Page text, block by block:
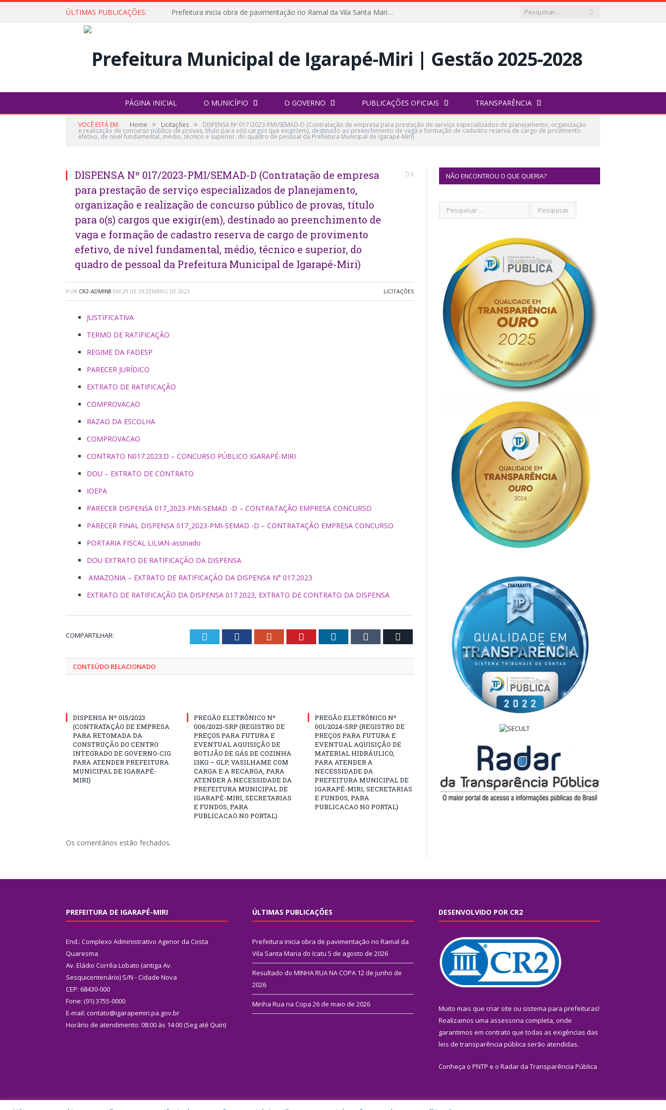
ÚLTIMAS PUBLICAÇÕES: Prefeitura inicia obra de pavimentação no Ramal da Vila Santa Maria do Icatu
PÁGINA INICIAL O MUNICÍPIO O GOVERNO PUBLICAÇÕES OFICIAIS TRANSPARÊNCIA
VOCÊ ESTÁ EM: Home » Licitações » DISPENSA Nº 017/2023-PMI/SEMAD-D (Contratação de empresa para prestação de serviço especializados de planejamento, organização
e realização de concurso público de provas, título para o(s) cargos que exigir(em), destinado ao preenchimento de vaga e formação de cadastro reserva de cargo de provimento
efetivo, de nível fundamental, médio, técnico e superior, do quadro de pessoal da Prefeitura Municipal de Igarapé-Miri)
DISPENSA Nº 017/2023-PMI/SEMAD-D (Contratação de empresa
para prestação de serviço especializados de planejamento,
organização e realização de concurso público de provas, título
para o(s) cargos que exigir(em), destinado ao preenchimento de
vaga e formação de cadastro reserva de cargo de provimento
efetivo, de nível fundamental, médio, técnico e superior, do
quadro de pessoal da Prefeitura Municipal de Igarapé-Miri)
0
POR CR2-ADMIN8 EM 29 DE DEZEMBRO DE 2023 LICITAÇÕES
JUSTIFICATIVA
TERMO DE RATIFICAÇÃO
REGIME DA FADESP
PARECER JURÍDICO
EXTRATO DE RATIFICAÇÃO
COMPROVACAO
RAZAO DA ESCOLHA
COMPROVACAO
CONTRATO N017.2023.D – CONCURSO PÚBLICO IGARAPÉ-MIRI
DOU – EXTRATO DE CONTRATO
IOEPA
PARECER DISPENSA 017_2023-PMI-SEMAD -D – CONTRATAÇÃO EMPRESA CONCURSO
PARECER FINAL DISPENSA 017_2023-PMI-SEMAD -D – CONTRATAÇÃO EMPRESA CONCURSO
PORTARIA FISCAL LILIAN-assinado
DOU EXTRATO DE RATIFICAÇÃO DA DISPENSA
AMAZONIA – EXTRATO DE RATIFICAÇÃO DA DISPENSA N° 017.2023
EXTRATO DE RATIFICAÇÃO DA DISPENSA 017.2023, EXTRATO DE CONTRATO DA DISPENSA
COMPARTILHAR: Twitter Facebook Google+ Pinterest LinkedIn Tumblr
CONTEÚDO RELACIONADO
DISPENSA Nº 015/2023
(CONTRATAÇÃO DE EMPRESA
PARA RETOMADA DA
CONSTRUÇÃO DO CENTRO
INTEGRADO DE GOVERNO-CIG
PARA ATENDER PREFEITURA
MUNICIPAL DE IGARAPÉ-
MIRI)
PREGÃO ELETRÔNICO Nº
006/2023-SRP (REGISTRO DE
PREÇOS PARA FUTURA E
EVENTUAL AQUISIÇÃO DE
BOTIJÃO DE GÁS DE COZINHA
13KG – GLP, VASILHAME COM
CARGA E A RECARGA, PARA
ATENDER A NECESSIDADE DA
PREFEITURA MUNICIPAL DE
IGARAPÉ-MIRI, SECRETARIAS
E FUNDOS, PARA
PUBLICACAO NO PORTAL)
PREGÃO ELETRÔNICO Nº
001/2024-SRP (REGISTRO DE
PREÇOS PARA FUTURA E
EVENTUAL AQUISIÇÃO DE
MATERIAL HIDRÁULICO,
PARA ATENDER A
NECESSIDADE DA
PREFEITURA MUNICIPAL DE
IGARAPÉ-MIRI, SECRETARIAS
E FUNDOS, PARA
PUBLICACAO NO PORTAL)
Os comentários estão fechados.
NÃO ENCONTROU O QUE QUERIA?
PREFEITURA DE IGARAPÉ-MIRI
End.: Complexo Administrativo Agenor da Costa
Quaresma
Av. Eládio Corrêa Lobato (antiga Av.
Sesquicentenário) S/N - Cidade Nova
CEP: 68430-000
Fone: (91) 3755-0000
E-mail: contato@igarapemiri.pa.gov.br
Horário de atendimento: 08:00 às 14:00 (Seg até Quin)
ÚLTIMAS PUBLICAÇÕES
Prefeitura inicia obra de pavimentação no Ramal da
Vila Santa Maria do Icatu 5 de agosto de 2026
Resultado do MINHA RUA NA COPA 12 de junho de
2026
Minha Rua na Copa 26 de maio de 2026
DESENVOLVIDO POR CR2
Muito mais que criar site ou sistema para prefeituras!
Realizamos uma assessoria completa, onde
garantimos em contrato que todas as exigências das
leis de transparência pública serão atendidas.
Conheça o PNTP e o Radar da Transparência Pública